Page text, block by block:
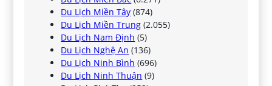
Du Lịch Miền Tây (874)
Du Lịch Miền Trung (2.055)
Du Lịch Nam Định (5)
Du Lịch Nghệ An (136)
Du Lịch Ninh Bình (696)
Du Lịch Ninh Thuận (9)